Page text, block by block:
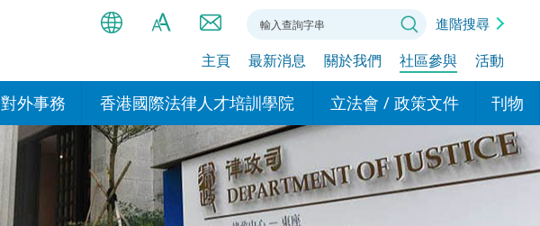
简
EN
Bahasa Indonesia (印尼語)
हिन्दी (印度語)
A
A
進階搜尋
主頁 最新消息 關於我們 社區參與 活動
對外事務
國際政府機構在香港設立辦事
處或運作
多邊協定
香港國際法律人才培訓學院
我們的學院
我們的專家委員會
立法會 / 政策文件
現行政策措施
政策文件
刊物
基本